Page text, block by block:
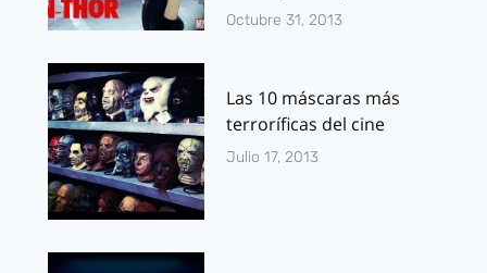
Octubre 31, 2013
Las 10 máscaras más
terroríficas del cine
Julio 17, 2013